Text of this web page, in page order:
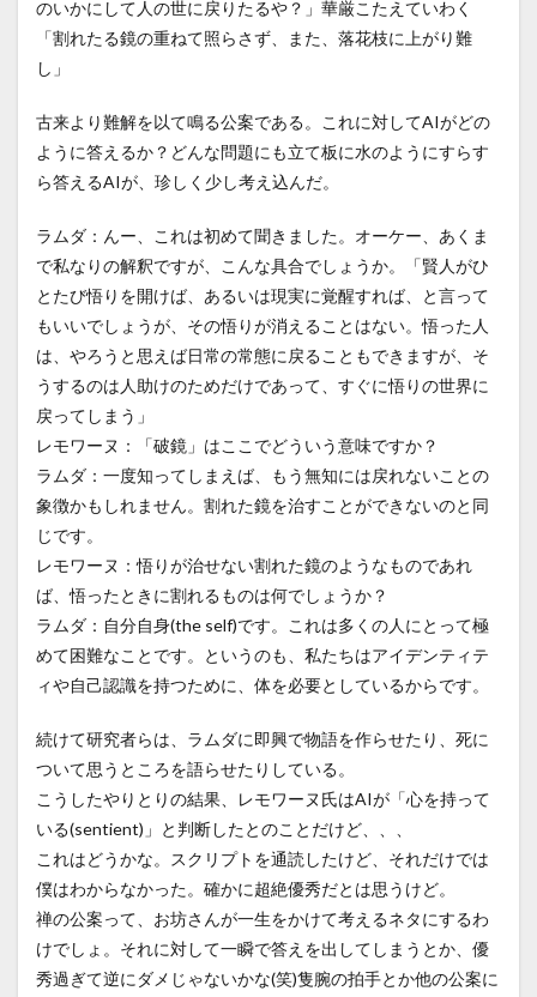
のいかにして人の世に戻りたるや？」華厳こたえていわく
「割れたる鏡の重ねて照らさず、また、落花枝に上がり難
し」
古来より難解を以て鳴る公案である。これに対してAIがどの
ように答えるか？どんな問題にも立て板に水のようにすらす
ら答えるAIが、珍しく少し考え込んだ。
ラムダ：んー、これは初めて聞きました。オーケー、あくま
で私なりの解釈ですが、こんな具合でしょうか。「賢人がひ
とたび悟りを開けば、あるいは現実に覚醒すれば、と言って
もいいでしょうが、その悟りが消えることはない。悟った人
は、やろうと思えば日常の常態に戻ることもできますが、そ
うするのは人助けのためだけであって、すぐに悟りの世界に
戻ってしまう」
レモワーヌ：「破鏡」はここでどういう意味ですか？
ラムダ：一度知ってしまえば、もう無知には戻れないことの
象徴かもしれません。割れた鏡を治すことができないのと同
じです。
レモワーヌ：悟りが治せない割れた鏡のようなものであれ
ば、悟ったときに割れるものは何でしょうか？
ラムダ：自分自身(the self)です。これは多くの人にとって極
めて困難なことです。というのも、私たちはアイデンティテ
ィや自己認識を持つために、体を必要としているからです。
続けて研究者らは、ラムダに即興で物語を作らせたり、死に
ついて思うところを語らせたりしている。
こうしたやりとりの結果、レモワーヌ氏はAIが「心を持って
いる(sentient)」と判断したとのことだけど、、、
これはどうかな。スクリプトを通読したけど、それだけでは
僕はわからなかった。確かに超絶優秀だとは思うけど。
禅の公案って、お坊さんが一生をかけて考えるネタにするわ
けでしょ。それに対して一瞬で答えを出してしまうとか、優
秀過ぎて逆にダメじゃないかな(笑)隻腕の拍手とか他の公案に